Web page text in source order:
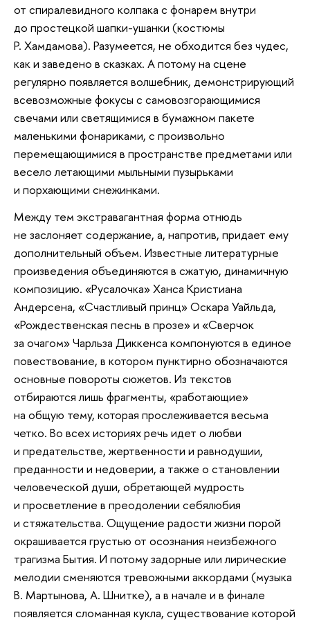
от спиралевидного колпака с фонарем внутри
до простецкой шапки-ушанки (костюмы
Р. Хамдамова). Разумеется, не обходится без чудес,
как и заведено в сказках. А потому на сцене
регулярно появляется волшебник, демонстрирующий
всевозможные фокусы с самовозгорающимися
свечами или светящимися в бумажном пакете
маленькими фонариками, с произвольно
перемещающимися в пространстве предметами или
весело летающими мыльными пузырьками
и порхающими снежинками.
Между тем экстравагантная форма отнюдь
не заслоняет содержание, а, напротив, придает ему
дополнительный объем. Известные литературные
произведения объединяются в сжатую, динамичную
композицию. «Русалочка» Ханса Кристиана
Андерсена, «Счастливый принц» Оскара Уайльда,
«Рождественская песнь в прозе» и «Сверчок
за очагом» Чарльза Диккенса компонуются в единое
повествование, в котором пунктирно обозначаются
основные повороты сюжетов. Из текстов
отбираются лишь фрагменты, «работающие»
на общую тему, которая прослеживается весьма
четко. Во всех историях речь идет о любви
и предательстве, жертвенности и равнодушии,
преданности и недоверии, а также о становлении
человеческой души, обретающей мудрость
и просветление в преодолении себялюбия
и стяжательства. Ощущение радости жизни порой
окрашивается грустью от осознания неизбежного
трагизма Бытия. И потому задорные или лирические
мелодии сменяются тревожными аккордами (музыка
В. Мартынова, А. Шнитке), а в начале и в финале
появляется сломанная кукла, существование которой